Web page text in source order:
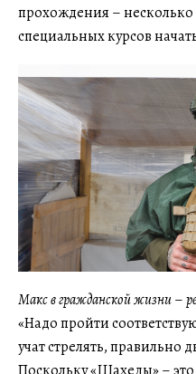
прохождения – несколько
специальных курсов
Макс в гражданской жизни–
«Надо пройти
учат стрелять, правильно